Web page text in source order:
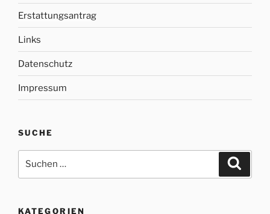
Erstattungsantrag
Links
Datenschutz
Impressum
SUCHE
nach:
KATEGORIEN